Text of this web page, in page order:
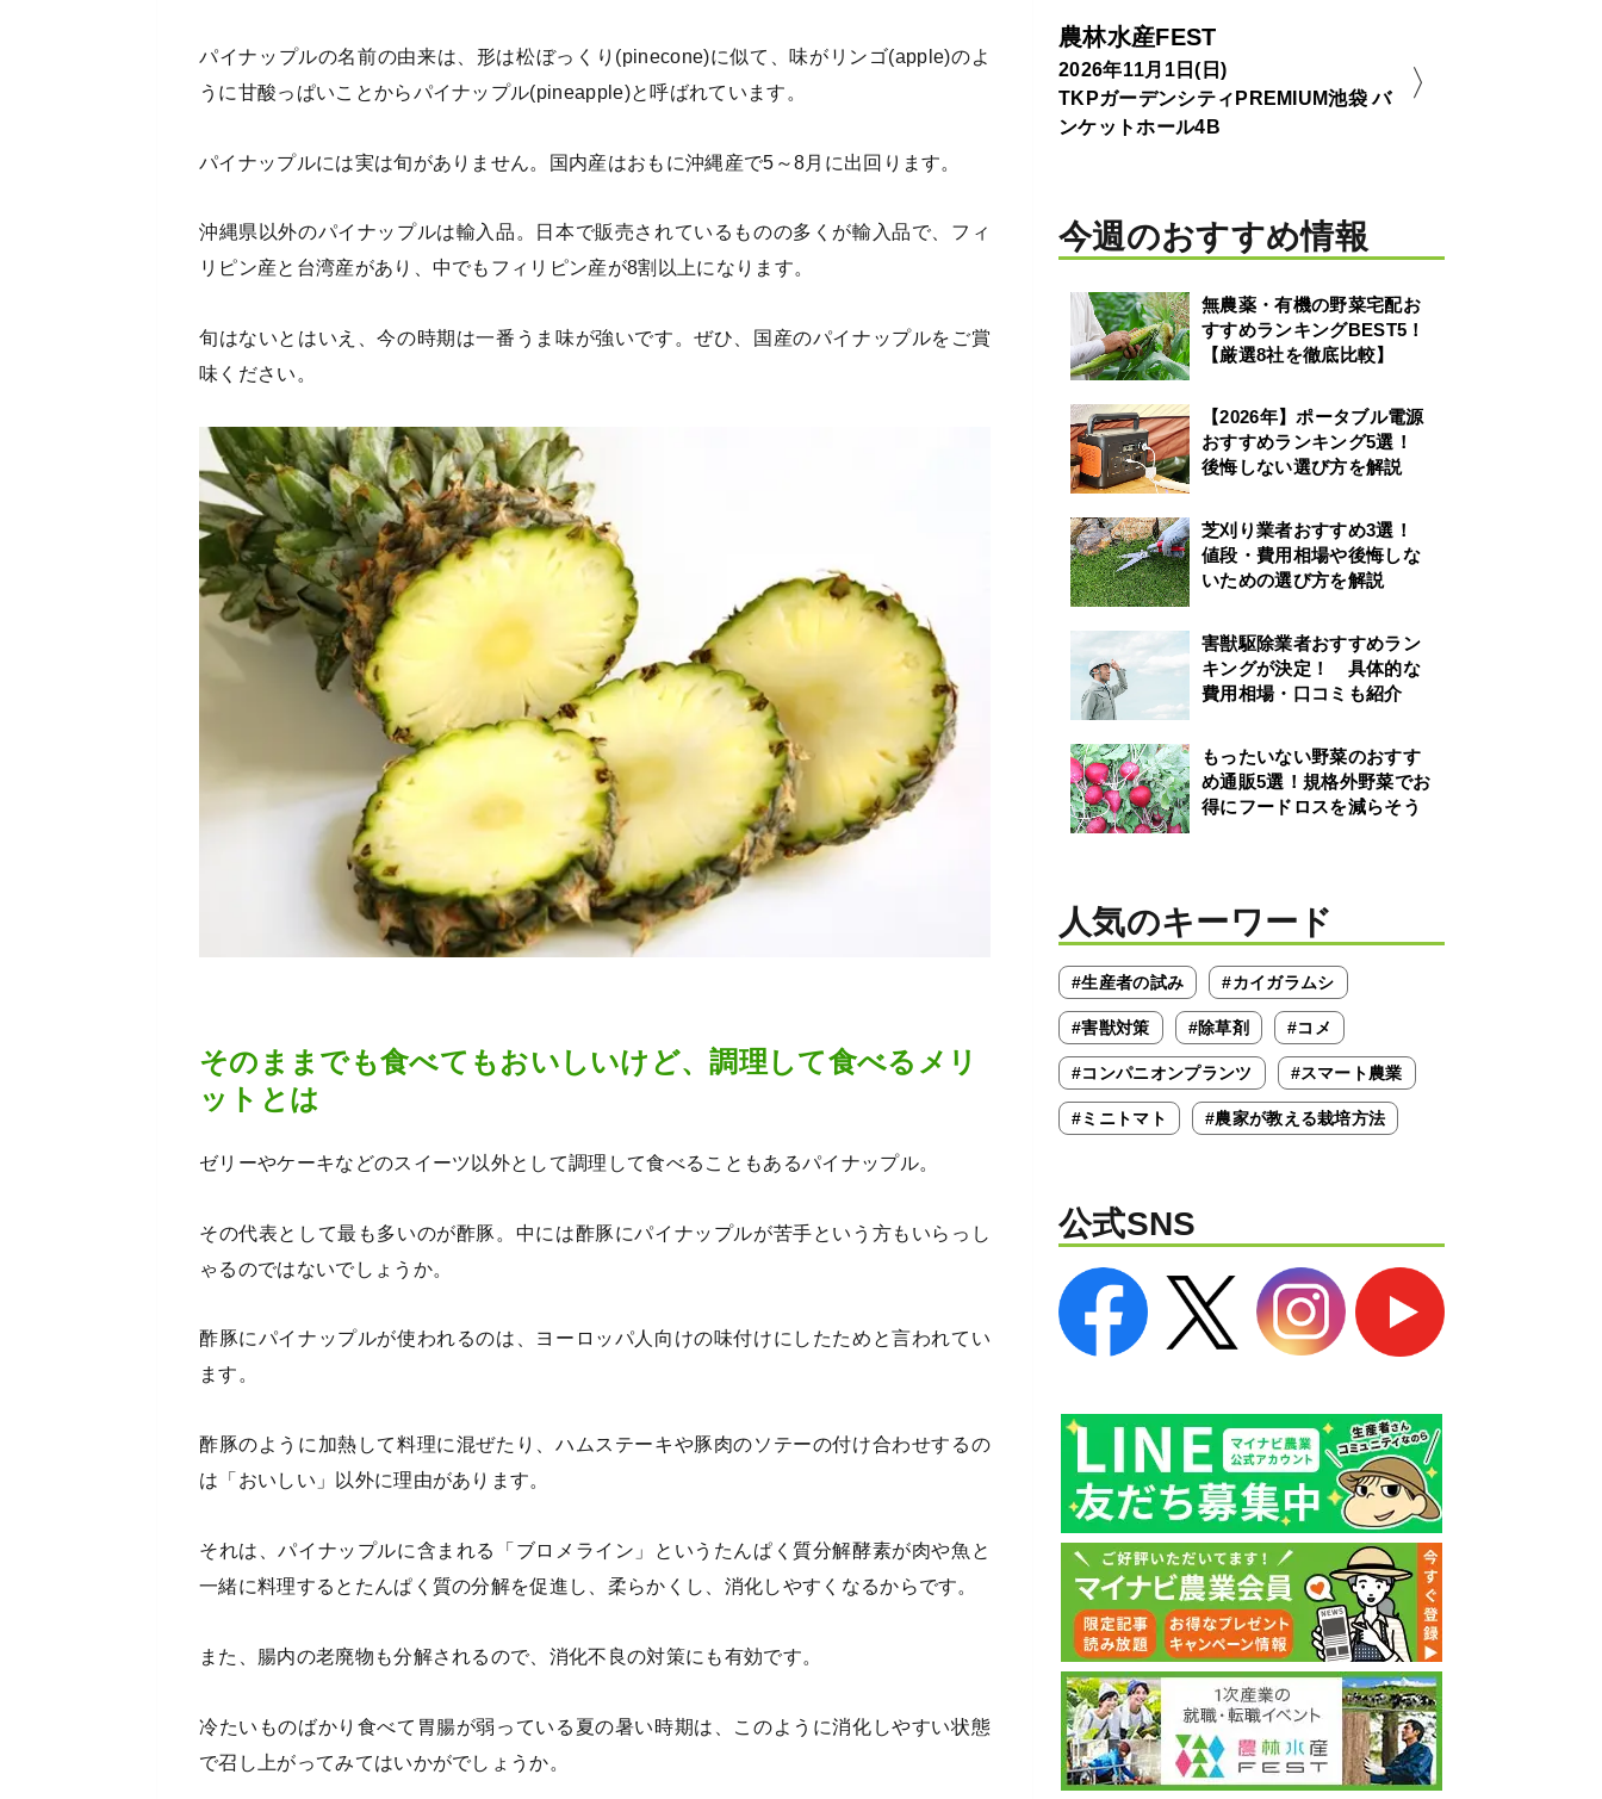
パイナップルの名前の由来は、形は松ぼっくり(pinecone)に似て、味がリンゴ(apple)のよ
うに甘酸っぱいことからパイナップル(pineapple)と呼ばれています。
パイナップルには実は旬がありません。国内産はおもに沖縄産で5～8月に出回ります。
沖縄県以外のパイナップルは輸入品。日本で販売されているものの多くが輸入品で、フィ
リピン産と台湾産があり、中でもフィリピン産が8割以上になります。
旬はないとはいえ、今の時期は一番うま味が強いです。ぜひ、国産のパイナップルをご賞
味ください。
そのままでも食べてもおいしいけど、調理して食べるメリ
ットとは
ゼリーやケーキなどのスイーツ以外として調理して食べることもあるパイナップル。
その代表として最も多いのが酢豚。中には酢豚にパイナップルが苦手という方もいらっし
ゃるのではないでしょうか。
酢豚にパイナップルが使われるのは、ヨーロッパ人向けの味付けにしたためと言われてい
ます。
酢豚のように加熱して料理に混ぜたり、ハムステーキや豚肉のソテーの付け合わせするの
は「おいしい」以外に理由があります。
それは、パイナップルに含まれる「ブロメライン」というたんぱく質分解酵素が肉や魚と
一緒に料理するとたんぱく質の分解を促進し、柔らかくし、消化しやすくなるからです。
また、腸内の老廃物も分解されるので、消化不良の対策にも有効です。
冷たいものばかり食べて胃腸が弱っている夏の暑い時期は、このように消化しやすい状態
で召し上がってみてはいかがでしょうか。
農林水産FEST
2026年11月1日(日)
TKPガーデンシティPREMIUM池袋 バ
ンケットホール4B
今週のおすすめ情報
無農薬・有機の野菜宅配お
すすめランキングBEST5！
【厳選8社を徹底比較】
【2026年】ポータブル電源
おすすめランキング5選！
後悔しない選び方を解説
芝刈り業者おすすめ3選！
値段・費用相場や後悔しな
いための選び方を解説
害獣駆除業者おすすめラン
キングが決定！ 具体的な
費用相場・口コミも紹介
もったいない野菜のおすす
め通販5選！規格外野菜でお
得にフードロスを減らそう
人気のキーワード
#生産者の試み #カイガラムシ
#害獣対策 #除草剤 #コメ
#コンパニオンプランツ #スマート農業
#ミニトマト #農家が教える栽培方法
公式SNS